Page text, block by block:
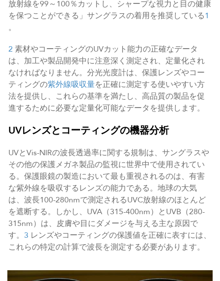
放射線を99～100％カットし、シャープな視力と目の健康
を保つことができる」サングラスの着用を推奨している1
。
2 素材やコーティングのUVカット能力の正確なデータ
は、加工や製品開発中に注意深く測定され、定量化され
なければなりません。分光光度計は、保護レンズやコー
ティングの紫外線吸収量を正確に測定する使いやすい方
法を提供し、これらの基準を満たし、高品質の製品を促
進するために必要な定量化可能なデータを提供します。
UVレンズとコーティングの機器分析
UVとVis-NIRの波長透過率に関する規制は、サングラスや
その他の保護メガネ製品の監視に世界中で使用されてい
る。保護眼鏡の製造において最も重視されるのは、有害
な紫外線を吸収するレンズの能力である。地球の大気
は、波長100-280nmで測定されるUVC放射線のほとんど
を遮断する。しかし、UVA（315-400nm）とUVB（280-
315nm）は、皮膚や目にダメージを与える主な原因で
す。 3 レンズやコーティングの保護値を正確に表すには、
これらの特定の計算で波長を測定する必要があります。